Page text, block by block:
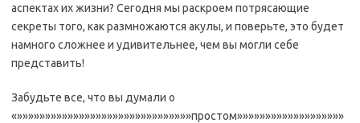
аспектах их жизни? Сегодня мы раскроем потрясающие
секреты того, как размножаются акулы, и поверьте, это будет
намного сложнее и удивительнее, чем вы могли себе
представить!
Забудьте все, что вы думали о
«»»»»»»»»»»»»»»»»»»»»»»»»»»»»»»»простом»»»»»»»»»»»»»»»»»»»